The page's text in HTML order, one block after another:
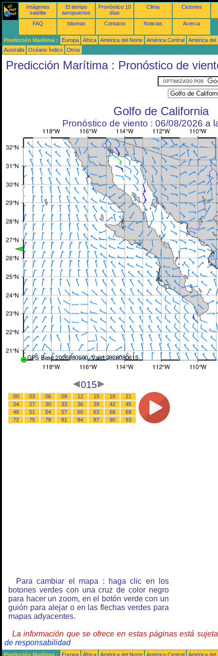
Imágenes
satélite
El tiempo
aeropuertos
Pronóstico 10
días
Clima Ciclones
FAQ Idiomas Contacto Noticias Acerca
Predicción Marítima : Europa África América del Norte América Central
América del
Australia
Océano Índico Otros
Predicción Marítima : Pronóstico de
Golfo de California
Pronóstico de viento : 06/08/2026 a
015
00 03 06 09 12 15 18
21
24
27 30 33 36 39 42
45
48
51 54 57 60 63 66
69
72
75 78 81 84 87 90 93
Para cambiar el mapa : haga clic en los
botones verdes con una cruz de color negro
para hacer un zoom, en el botón verde con un
guión para alejar o en las flechas verdes para
mapas adyacentes.
La información que se ofrece en estas páginas está
de responsabilidad
Predicción Marítima : Europa África América del Norte América Central
América del